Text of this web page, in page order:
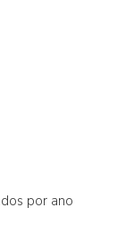
por ano